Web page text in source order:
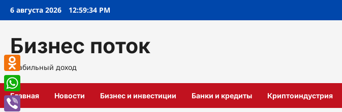
Перейти
6 августа 2026 12:59:35 PM
Бизнес поток
Стабильный доход
Главная Новости Бизнес и инвестиции Банки и кредиты Криптоиндустрия
Odnoklassniki
WhatsApp